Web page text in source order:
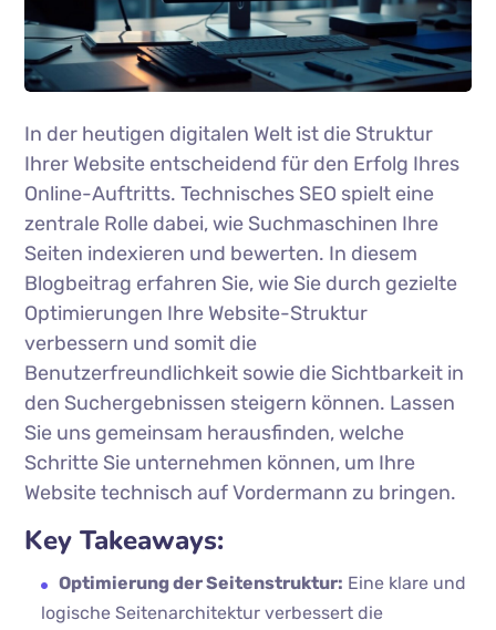
In der heutigen digitalen Welt ist die Struktur
Ihrer Website entscheidend für den Erfolg Ihres
Online-Auftritts. Technisches SEO spielt eine
zentrale Rolle dabei, wie Suchmaschinen Ihre
Seiten indexieren und bewerten. In diesem
Blogbeitrag erfahren Sie, wie Sie durch gezielte
Optimierungen Ihre Website-Struktur
verbessern und somit die
Benutzerfreundlichkeit sowie die Sichtbarkeit in
den Suchergebnissen steigern können. Lassen
Sie uns gemeinsam herausfinden, welche
Schritte Sie unternehmen können, um Ihre
Website technisch auf Vordermann zu bringen.
Key Takeaways:
Optimierung der Seitenstruktur: Eine klare und
logische Seitenarchitektur verbessert die